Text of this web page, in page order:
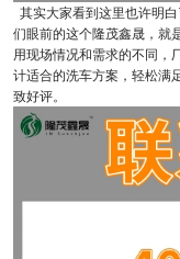
其实大家看到这里也许明
们眼前的这个隆茂鑫晟，就
用现场情况和需求的不同，
计适合的洗车方案，轻松满
致好评。